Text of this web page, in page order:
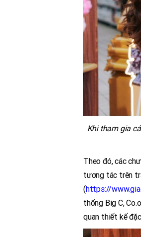
Khi tham gia
Theo đó, các
tương tác trên
(https://
thống Big C,
quan thiết kế